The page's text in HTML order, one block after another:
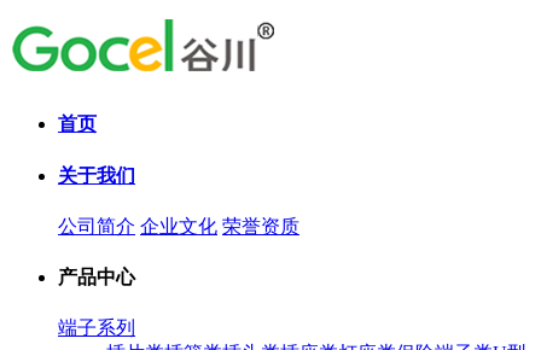
首页
关于我们
公司简介 企业文化 荣誉资质
产品中心
端子系列